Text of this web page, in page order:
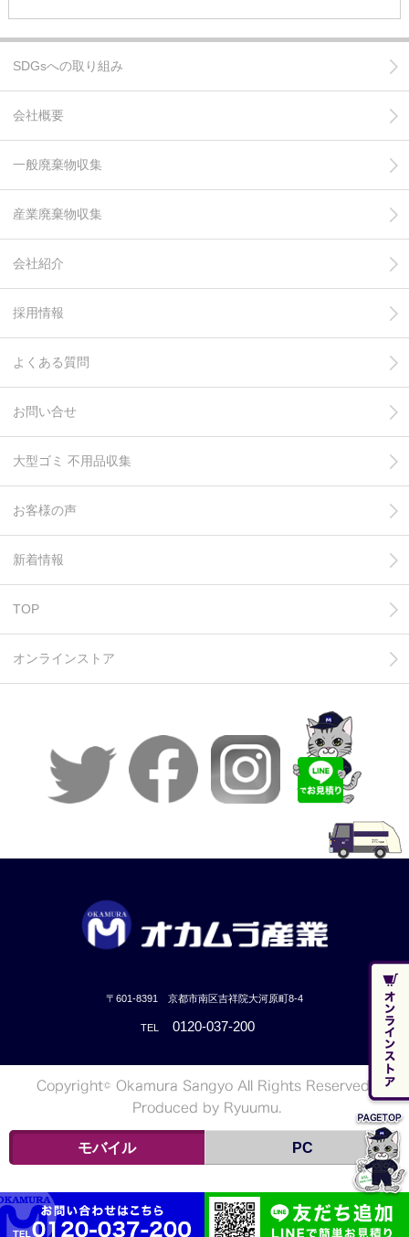
SDGsへの取り組み
会社概要
一般廃棄物収集
産業廃棄物収集
会社紹介
採用情報
よくある質問
お問い合せ
大型ゴミ 不用品収集
お客様の声
新着情報
TOP
オンラインストア
〒601-8391 京都市南区吉祥院大河原町8-4
TEL 0120-037-200
モバイル PC